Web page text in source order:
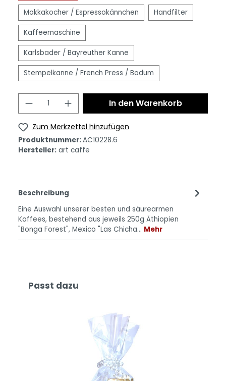
Mokkakocher / Espressokännchen Handfilter
Kaffeemaschine
Karlsbader / Bayreuther Kanne
Stempelkanne / French Press / Bodum
In den Warenkorb
Zum Merkzettel hinzufügen
Produktnummer:AC10228.6
Hersteller: art caffe
Beschreibung
Eine Auswahl unserer besten und säurearmen
Kaffees, bestehend aus jeweils 250g Äthiopien
"Bonga Forest", Mexico "Las Chicha… Mehr
Passt dazu